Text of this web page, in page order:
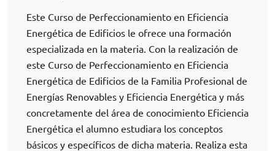
Este Curso de Perfeccionamiento en Eficiencia
Energética de Edificios le ofrece una formación
especializada en la materia. Con la realización de
este Curso de Perfeccionamiento en Eficiencia
Energética de Edificios de la Familia Profesional de
Energías Renovables y Eficiencia Energética y más
concretamente del área de conocimiento Eficiencia
Energética el alumno estudiara los conceptos
básicos y específicos de dicha materia. Realiza esta